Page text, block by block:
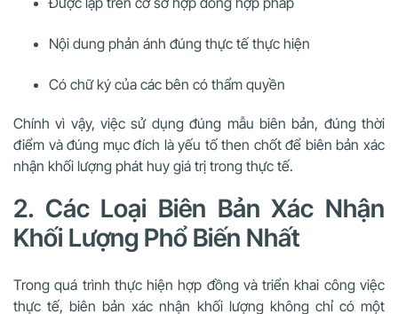
Nội dung phản ánh đúng thực tế thực hiện
Có chữ ký của các bên có thẩm quyền
Chính vì vậy, việc sử dụng đúng mẫu biên bản, đúng thời
điểm và đúng mục đích là yếu tố then chốt để biên bản xác
nhận khối lượng phát huy giá trị trong thực tế.
2. Các Loại Biên Bản Xác Nhận
Khối Lượng Phổ Biến Nhất
Trong quá trình thực hiện hợp đồng và triển khai công việc
thực tế, biên bản xác nhận khối lượng không chỉ có một